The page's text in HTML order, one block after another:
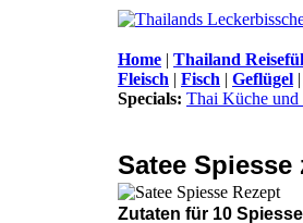
Home | Thailand
Fleisch | Fisch | Geflügel |
Specials: Thai Küche und
Satee
Zutaten für 10